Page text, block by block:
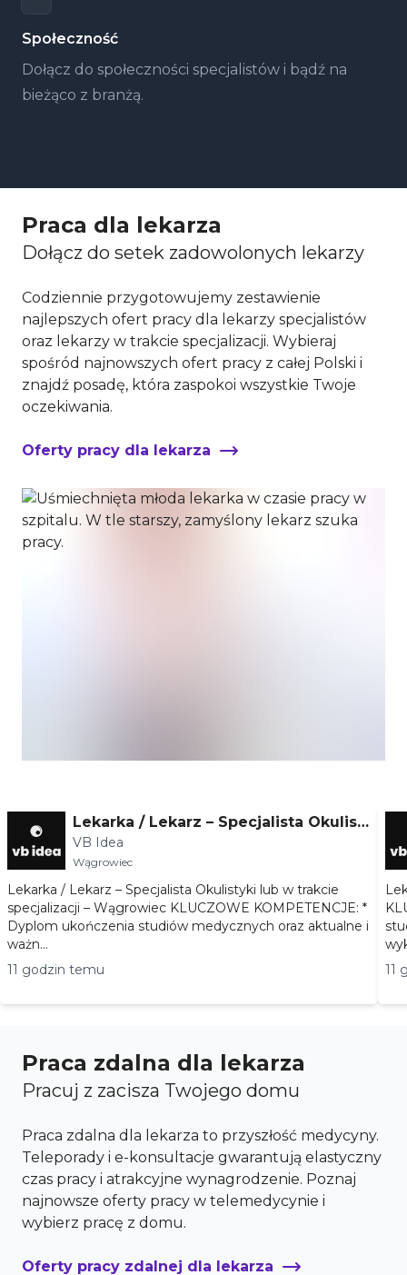
Społeczność
Dołącz do społeczności specjalistów i bądź na
bieżąco z branżą.
Praca dla lekarza
Dołącz do setek zadowolonych lekarzy
Codziennie przygotowujemy zestawienie
najlepszych ofert pracy dla lekarzy specjalistów
oraz lekarzy w trakcie specjalizacji. Wybieraj
spośród najnowszych ofert pracy z całej Polski i
znajdź posadę, która zaspokoi wszystkie Twoje
oczekiwania.
Oferty pracy dla lekarza
Lekarka / Lekarz – Specjalista Okulist
yki lub w trakcie specjalizacji – Wągr
owiec
VB Idea
Wągrowiec
Lekarka / Lekarz – Specjalista Okulistyki lub w trakcie
specjalizacji – Wągrowiec KLUCZOWE KOMPETENCJE: *
Dyplom ukończenia studiów medycznych oraz aktualne i
ważn...
11 godzin temu
11
Praca zdalna dla lekarza
Pracuj z zacisza Twojego domu
Praca zdalna dla lekarza to przyszłość medycyny.
Teleporady i e-konsultacje gwarantują elastyczny
czas pracy i atrakcyjne wynagrodzenie. Poznaj
najnowsze oferty pracy w telemedycynie i
wybierz pracę z domu.
Oferty pracy zdalnej dla lekarza